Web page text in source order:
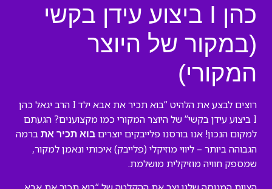
כהן I ביצוע עידן בקשי
(במקור של היוצר
המקורי)
רוצים לבצע את הלהיט “בוא תכיר את אבא ילד I הרב יגאל כהן
I ביצוע עידן בקשי” של היוצר המקורי כמו מקצוענים? הגעתם
למקום הנכון! אנו בורסנו פלייבקים יוצרים בוא תכיר את ברמה
הגבוהה ביותר – ליווי מוזיקלי (פלייבק) איכותי ונאמן למקור,
שמספק חוויה מוזיקלית מושלמת.